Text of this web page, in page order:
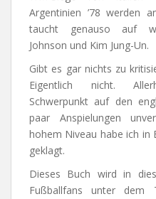
Argentinien ’78 werden
taucht genauso auf
Johnson und Kim Jung-Un.
Gibt es gar nichts zu
Eigentlich nicht.
Schwerpunkt auf den
paar Anspielungen
hohem Niveau habe ich in
geklagt.
Dieses Buch wird in
Fußballfans unter dem